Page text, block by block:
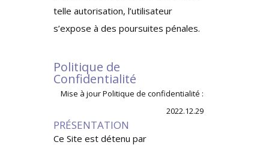
telle autorisation, l’utilisateur
s’expose à des poursuites pénales.
Politique de
Confidentialité
Mise à jour Politique de confidentialité :
2022.12.29
PRÉSENTATION
Ce Site est détenu par